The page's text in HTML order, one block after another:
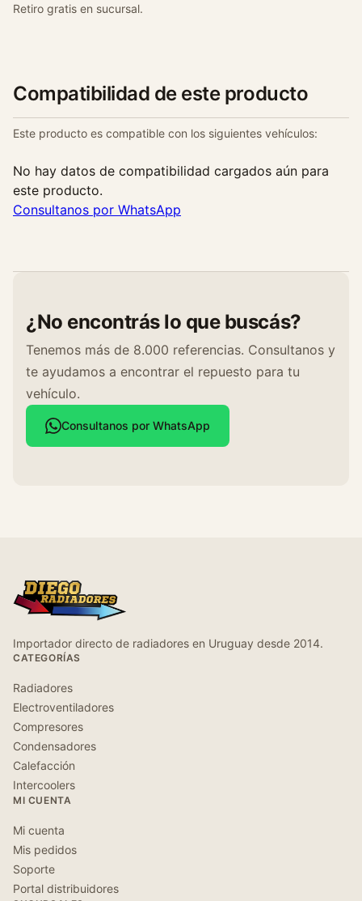
Retiro gratis en sucursal.
Compatibilidad de este producto
Este producto es compatible con los siguientes vehículos:
No hay datos de compatibilidad cargados aún para
este producto.
Consultanos por WhatsApp
¿No encontrás lo que buscás?
Tenemos más de 8.000 referencias. Consultanos y
te ayudamos a encontrar el repuesto para tu
vehículo.
Consultanos por WhatsApp
Importador directo de radiadores en Uruguay desde 2014.
CATEGORÍAS
Radiadores
Electroventiladores
Compresores
Condensadores
Calefacción
Intercoolers
MI CUENTA
Mi cuenta
Mis pedidos
Soporte
Portal distribuidores